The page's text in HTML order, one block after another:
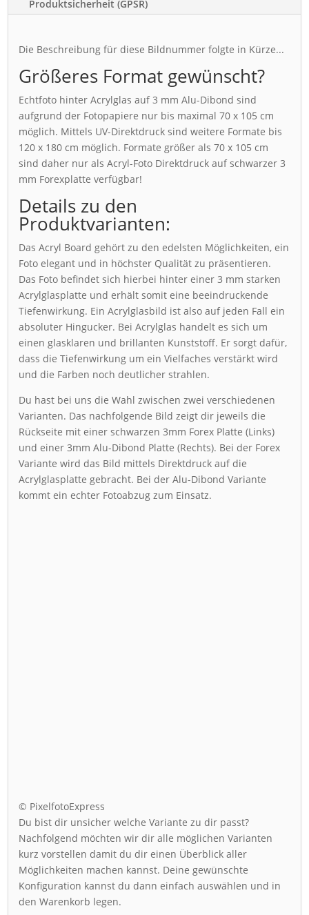
Produktsicherheit (GPSR)
Die Beschreibung für diese Bildnummer folgte in Kürze...
Größeres Format gewünscht?
Echtfoto hinter Acrylglas auf 3 mm Alu-Dibond sind
aufgrund der Fotopapiere nur bis maximal 70 x 105 cm
möglich. Mittels UV-Direktdruck sind weitere Formate bis
120 x 180 cm möglich. Formate größer als 70 x 105 cm
sind daher nur als Acryl-Foto Direktdruck auf schwarzer 3
mm Forexplatte verfügbar!
Details zu den
Produktvarianten:
Das Acryl Board gehört zu den edelsten Möglichkeiten, ein
Foto elegant und in höchster Qualität zu präsentieren.
Das Foto befindet sich hierbei hinter einer 3 mm starken
Acrylglasplatte und erhält somit eine beeindruckende
Tiefenwirkung. Ein Acrylglasbild ist also auf jeden Fall ein
absoluter Hingucker. Bei Acrylglas handelt es sich um
einen glasklaren und brillanten Kunststoff. Er sorgt dafür,
dass die Tiefenwirkung um ein Vielfaches verstärkt wird
und die Farben noch deutlicher strahlen.
Du hast bei uns die Wahl zwischen zwei verschiedenen
Varianten. Das nachfolgende Bild zeigt dir jeweils die
Rückseite mit einer schwarzen 3mm Forex Platte (Links)
und einer 3mm Alu-Dibond Platte (Rechts). Bei der Forex
Variante wird das Bild mittels Direktdruck auf die
Acrylglasplatte gebracht. Bei der Alu-Dibond Variante
kommt ein echter Fotoabzug zum Einsatz.
© PixelfotoExpress
Du bist dir unsicher welche Variante zu dir passt?
Nachfolgend möchten wir dir alle möglichen Varianten
kurz vorstellen damit du dir einen Überblick aller
Möglichkeiten machen kannst. Deine gewünschte
Konfiguration kannst du dann einfach auswählen und in
den Warenkorb legen.